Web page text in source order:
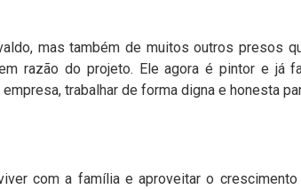
mas também de muitos outros presos
razão do projeto. Ele agora é pintor e já
trabalhar de forma digna e honesta
com a família e aproveitar o